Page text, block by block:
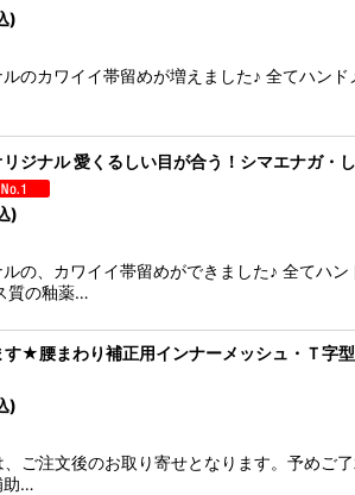
)
のカワイイ帯留めが増えました♪ 全てハン
ジナル 愛くるしい目が合う！シマエナガ・し
)
の、カワイイ帯留めができました♪ 全てハ
質の釉薬…
★腰まわり補正用インナーメッシュ・Ｔ字型
)
ご注文後のお取り寄せとなります。予めご
助…